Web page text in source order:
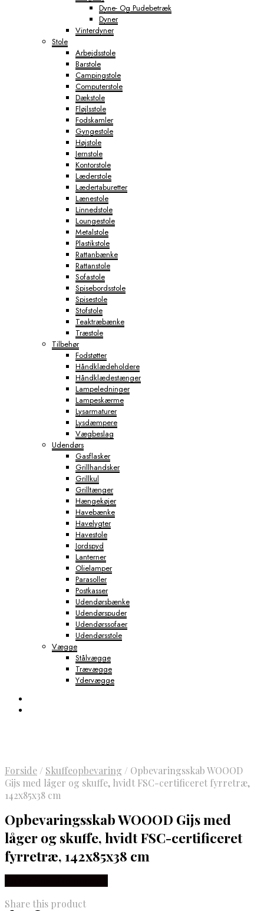
Dyne- Og Pudebetræk
Dyner
Vinterdyner
Stole
Arbejdsstole
Barstole
Campingstole
Computerstole
Dækstole
Fløjlsstole
Fodskamler
Gyngestole
Højstole
Jernstole
Kontorstole
Læderstole
Lædertaburetter
Lænestole
Linnedstole
Loungestole
Metalstole
Plastikstole
Rattanbænke
Rattanstole
Sofastole
Spisebordsstole
Spisestole
Stofstole
Teaktræbænke
Træstole
Tilbehør
Fodstøtter
Håndklædeholdere
Håndklædestænger
Lampeledninger
Lampeskærme
Lysarmaturer
Lysdæmpere
Vægbeslag
Udendørs
Gasflasker
Grillhandsker
Grillkul
Grilltænger
Hængekøjer
Havebænke
Havelygter
Havestole
Jordspyd
Lanterner
Olielamper
Parasoller
Postkasser
Udendørsbænke
Udendørspuder
Udendørssofaer
Udendørsstole
Vægge
Stålvægge
Trævægge
Ydervægge
Forside / Skuffeopbevaring / Opbevaringsskab WOOOD
Gijs med låger og skuffe, hvidt FSC-certificeret fyrretræ,
142x85x38 cm
Opbevaringsskab WOOOD Gijs med
låger og skuffe, hvidt FSC-certificeret
fyrretræ, 142x85x38 cm
Share this product